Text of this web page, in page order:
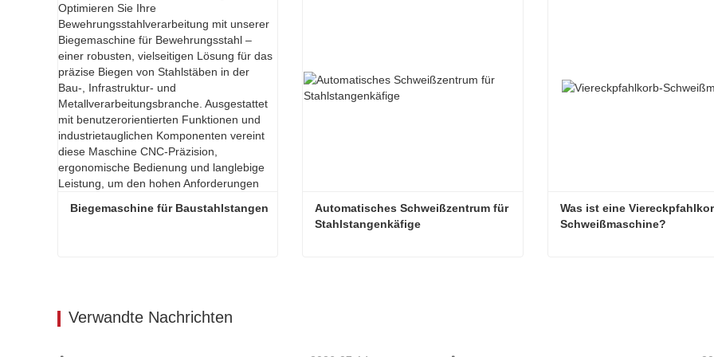
Biegemaschine für Baustahlstangen
Automatisches Schweißzentrum für
Stahlstangenkäfige
Was ist eine
Schweißmaschine?
Verwandte Nachrichten